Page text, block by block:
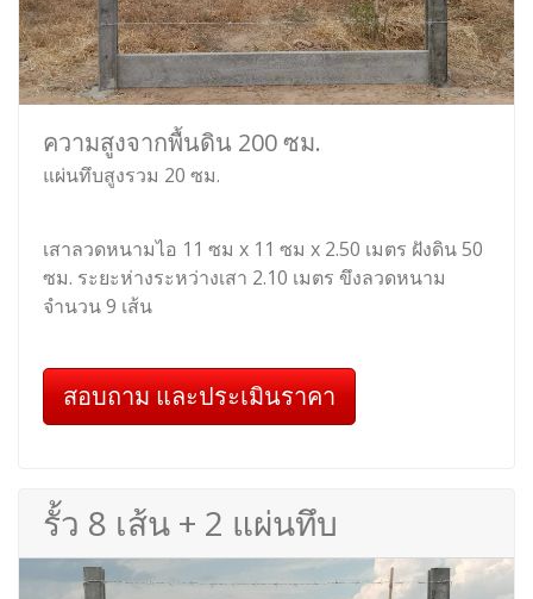
ความสูงจากพื้นดิน 200 ซม.
แผ่นทึบสูงรวม 20 ซม.
เสาลวดหนามไอ 11 ซม x 11 ซม x 2.50 เมตร ฝังดิน 50
ซม. ระยะห่างระหว่างเสา 2.10 เมตร ขึงลวดหนาม
จำนวน 9 เส้น
สอบถาม และประเมินราคา
รั้ว 8 เส้น + 2 แผ่นทึบ